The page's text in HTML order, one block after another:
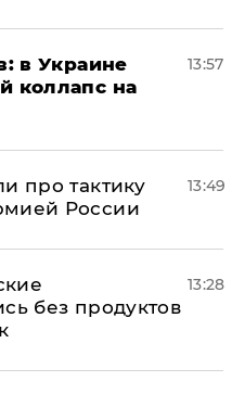
в Украине
коллапс на
13:57
про тактику
России
13:49
без продуктов
13:28